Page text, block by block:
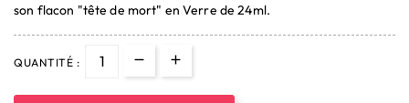
son flacon "tête de mort" en Verre de 24ml.
QUANTITÉ :